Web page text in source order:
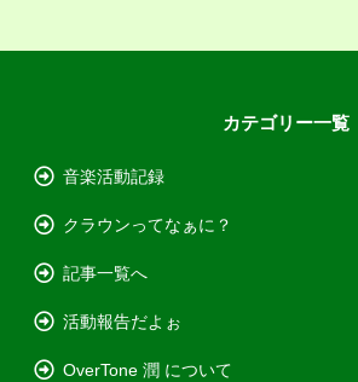
カテゴリー一覧
音楽活動記録
クラウンってなぁに？
記事一覧へ
活動報告だよぉ
OverTone 潤 について